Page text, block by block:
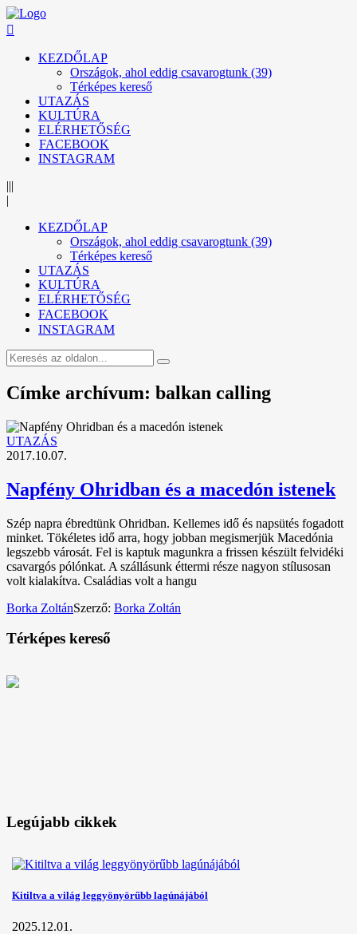
KEZDŐLAP
Országok, ahol eddig csavarogtunk (39)
Térképes kereső
UTAZÁS
KULTÚRA
ELÉRHETŐSÉG
FACEBOOK
INSTAGRAM
|||
|
KEZDŐLAP
Országok, ahol eddig csavarogtunk (39)
Térképes kereső
UTAZÁS
KULTÚRA
ELÉRHETŐSÉG
FACEBOOK
INSTAGRAM
Címke archívum: balkan calling
UTAZÁS
2017.10.07.
Napfény Ohridban és a macedón istenek
Szép napra ébredtünk Ohridban. Kellemes idő és napsütés fogadott
minket. Tökéletes idő arra, hogy jobban megismerjük Macedónia
legszebb városát. Fel is kaptuk magunkra a frissen készült felvidéki
csavargós pólónkat. A szállásunk éttermi része nagyon stílusosan
volt kialakítva. Családias volt a hangu
Borka ZoltánSzerző: Borka Zoltán
Térképes kereső
Legújabb cikkek
Kitiltva a világ leggyönyörűbb lagúnájából
2025.12.01.